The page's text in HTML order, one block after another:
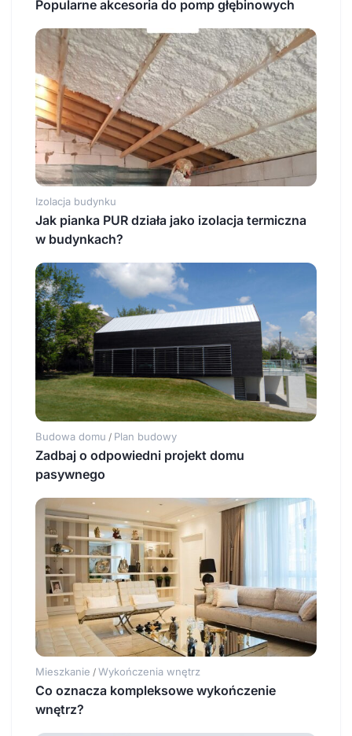
Popularne akcesoria do pomp głębinowych
Izolacja budynku
Jak pianka PUR działa jako izolacja termiczna
w budynkach?
Budowa domu / Plan budowy
Zadbaj o odpowiedni projekt domu
pasywnego
Mieszkanie / Wykończenia wnętrz
Co oznacza kompleksowe wykończenie
wnętrz?